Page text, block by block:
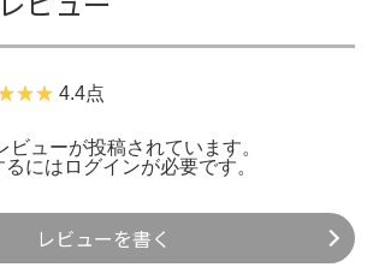
4.4点
ューが投稿されています。
るには ログインが必要です。
レビューを書く